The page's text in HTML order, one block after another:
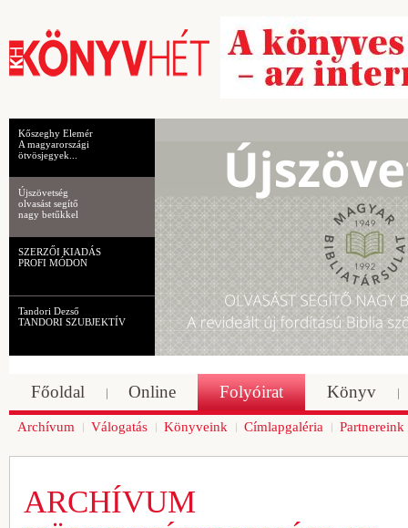
Kőszeghy Elemér
A magyarországi
ötvösjegyek...
Újszövetség
olvasást segítő
nagy betűkkel
SZERZŐI KIADÁS
PROFI MÓDON
Tandori Dezső
TANDORI SZUBJEKTÍV
Főoldal Online Folyóirat Könyv
Archívum Válogatás Könyveink Címlapgaléria Partnereink
ARCHÍVUM